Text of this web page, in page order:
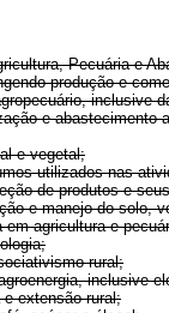
Pecuária e
produção e
inclusive
e abastecimento
e vegetal;
utilizados nas
de produtos e
e manejo do solo,
agricultura e
rural;
inclusive
extensão rural;